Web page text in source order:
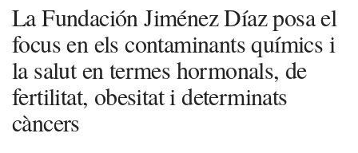
La Fundación Jiménez Díaz posa el
focus en els contaminants químics i
la salut en termes hormonals, de
fertilitat, obesitat i determinats
càncers